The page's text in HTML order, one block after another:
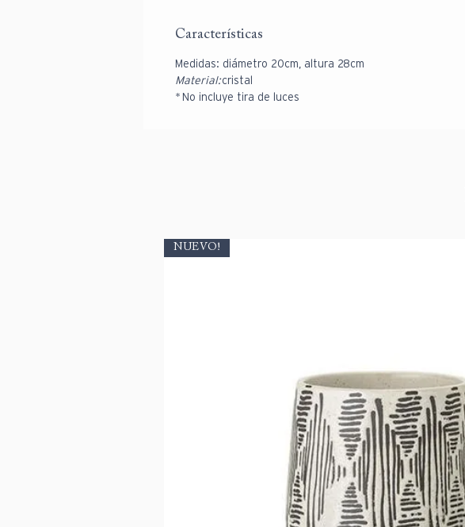
Características
Medidas: diámetro 20cm, altura 28cm
Material:cristal
* No incluye tira de luces
NUEVO!